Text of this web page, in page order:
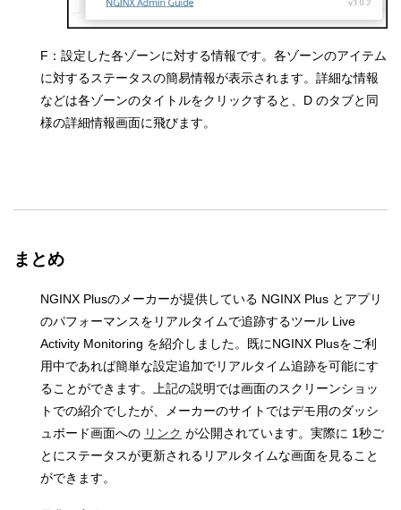
F：設定した各ゾーンに対する情報です。各ゾーンのアイテム
に対するステータスの簡易情報が表示されます。詳細な情報
などは各ゾーンのタイトルをクリックすると、D のタブと同
様の詳細情報画面に飛びます。
まとめ
NGINX Plusのメーカーが提供している NGINX Plus とアプリ
のパフォーマンスをリアルタイムで追跡するツール Live
Activity Monitoring を紹介しました。既にNGINX Plusをご利
用中であれば簡単な設定追加でリアルタイム追跡を可能にす
ることができます。上記の説明では画面のスクリーンショッ
トでの紹介でしたが、メーカーのサイトではデモ用のダッシ
ュボード画面への リンク が公開されています。実際に 1秒ご
とにステータスが更新されるリアルタイムな画面を見ること
ができます。